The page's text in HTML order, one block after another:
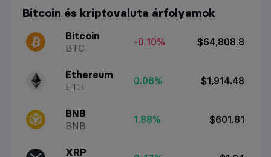
Bitcoin és kriptovaluta árfolyamok
Bitcoin
BTC
-0.10% $64,808.8
Ethereum
ETH
0.06% $1,914.48
BNB
BNB
1.88% $601.81
XRP